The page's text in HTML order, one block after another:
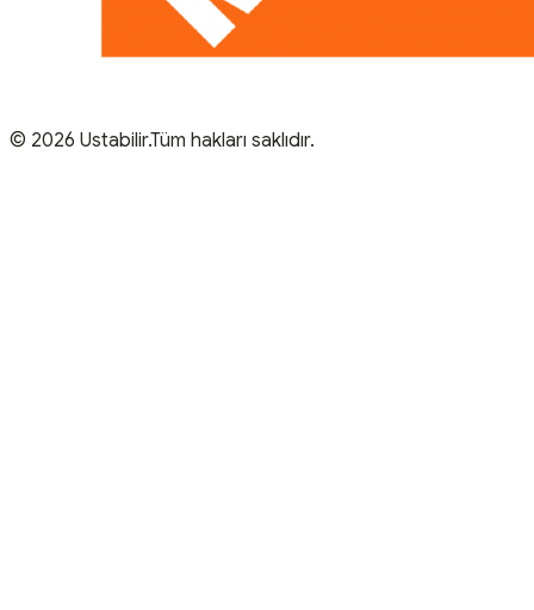
© 2026 Ustabilir.Tüm hakları saklıdır.